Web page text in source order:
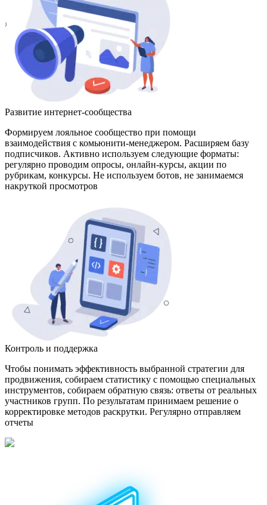
Развитие интернет-сообщества
Формируем лояльное сообщество при помощи
взаимодействия с комьюнити-менеджером. Расширяем базу
подписчиков. Активно используем следующие форматы:
регулярно проводим опросы, онлайн-курсы, акции по
рубрикам, конкурсы. Не используем ботов, не занимаемся
накруткой просмотров
Контроль и поддержка
Чтобы понимать эффективность выбранной стратегии для
продвижения, собираем статистику с помощью специальных
инструментов, собираем обратную связь: ответы от реальных
участников групп. По результатам принимаем решение о
корректировке методов раскрутки. Регулярно отправляем
отчеты